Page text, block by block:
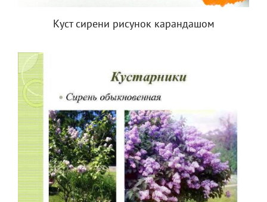
Куст сирени рисунок карандашом